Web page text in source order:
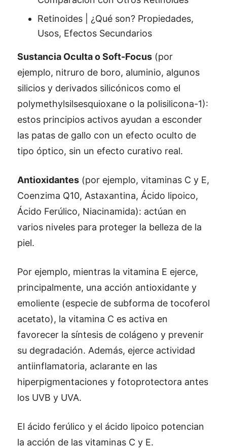
Retinoides | ¿Qué son? Propiedades,
Usos, Efectos Secundarios
Sustancia Oculta o Soft-Focus (por
ejemplo, nitruro de boro, aluminio, algunos
silicios y derivados silicónicos como el
polymethylsilsesquioxane o la polisilicona-1):
estos principios activos ayudan a esconder
las patas de gallo con un efecto oculto de
tipo óptico, sin un efecto curativo real.
Antioxidantes (por ejemplo, vitaminas C y E,
Coenzima Q10, Astaxantina, Ácido lipoico,
Ácido Ferúlico, Niacinamida): actúan en
varios niveles para proteger la belleza de la
piel.
Por ejemplo, mientras la vitamina E ejerce,
principalmente, una acción antioxidante y
emoliente (especie de subforma de tocoferol
acetato), la vitamina C es activa en
favorecer la síntesis de colágeno y prevenir
su degradación. Además, ejerce actividad
antiinflamatoria, aclarante en las
hiperpigmentaciones y fotoprotectora antes
los UVB y UVA.
El ácido ferúlico y el ácido lipoico potencian
la acción de las vitaminas C y E.